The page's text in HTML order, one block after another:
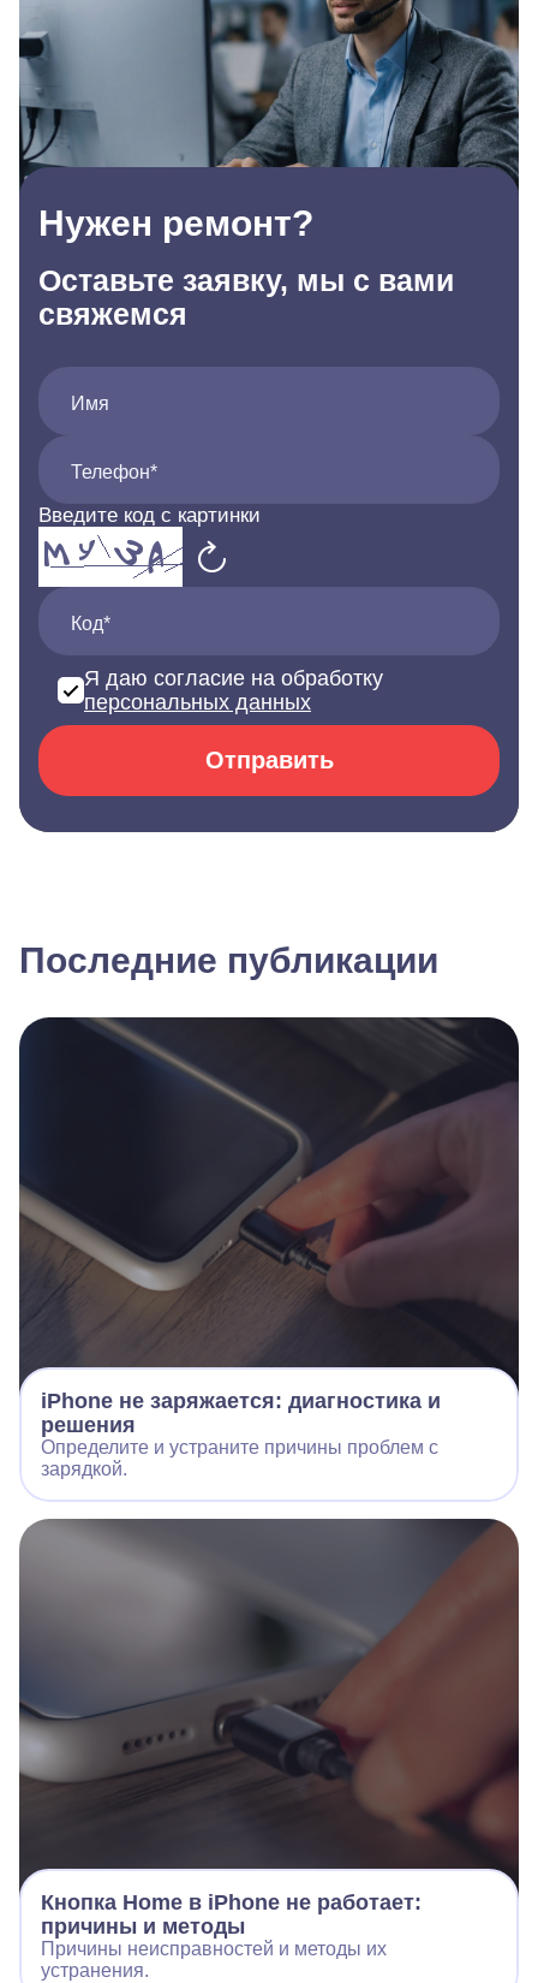
Нужен ремонт?
Оставьте заявку, мы с вами
свяжемся
Имя
Телефон*
Введите код с картинки
Код*
Я даю согласие на обработку
персональных данных
Отправить
Последние публикации
iPhone не заряжается: диагностика и
решения
Определите и устраните причины проблем с
зарядкой.
Кнопка Home в iPhone не работает:
причины и методы
Причины неисправностей и методы их
устранения.